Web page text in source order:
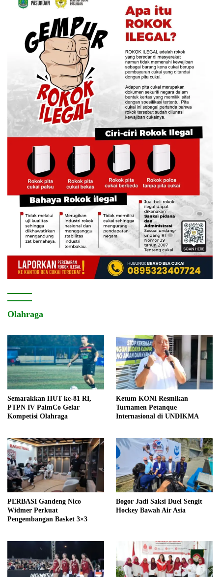
Olahraga
Semarakkan HUT ke-81 RI,
PTPN IV PalmCo Gelar
Kompetisi Olahraga
Ketum KONI Resmikan
Turnamen Petanque
Internasional di UNDIKMA
PERBASI Gandeng Nico
Widmer Perkuat
Pengembangan Basket 3×3
Bogor Jadi Saksi Duel Sengit
Hockey Bawah Air Asia